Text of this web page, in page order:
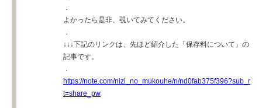
．
よかったら是非、覗いてみてください。
．
↓↓↓下記のリンクは、先ほど紹介した「保存料について」の
記事です。
．
https://note.com/nizi_no_mukouhe/n/nd0fab375f396?sub_r
t=share_pw